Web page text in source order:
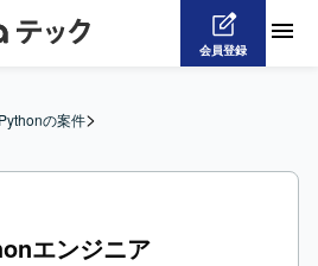
会員登録
Pythonの案件>
エンジニア